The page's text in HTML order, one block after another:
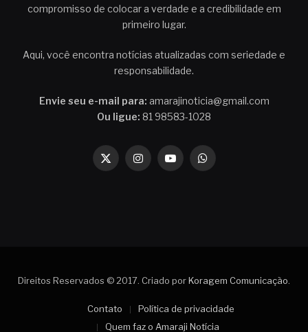
compromisso de colocar a verdade e a credibilidade em
primeiro lugar.
Aqui, você encontra notícias atualizadas com seriedade e
responsabilidade.
Envie seu e-mail para: amarajinoticia@gmail.com
Ou ligue: 81 98583-1028
X
InstagramYouTubeWhatsApp
Direitos Reservados © 2017. Criado porKoragem Comunicação.
Contato
Política de privacidade
Quem faz o Amaraji Notícia